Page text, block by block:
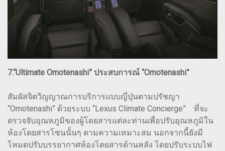
7.“Ultimate Omotenashi” ประสบการณ์ “Omotenashi”
สัมผัสจิตวิญญาณการบริการแบบญี่ปุ่นตามปรัชญา
“Omotenashi” ด้วยระบบ “Lexus Climate Concierge” ที่จะ
ตรวจจับอุณหภูมิของผู้โดยสารแต่ละท่านเพื่อปรับอุณหภูมิใน
ห้องโดยสารโซนนั้นๆ ตามความเหมาะสม นอกจากนี้ยังมี
โหมดปรับบรรยากาศห้องโดยสารด้านหลัง โดยปรับระบบไฟ